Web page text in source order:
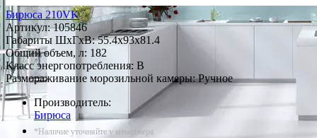
Бирюса 210VK
Артикул:105846
Габариты ШxГxВ: 55.4x93x81.4
Общий объем, л: 182
Класс энергопотребления: B
Размораживание морозильной камеры: Ручное
Производитель:
Бирюса
*Наличие уточняйте у менеджера